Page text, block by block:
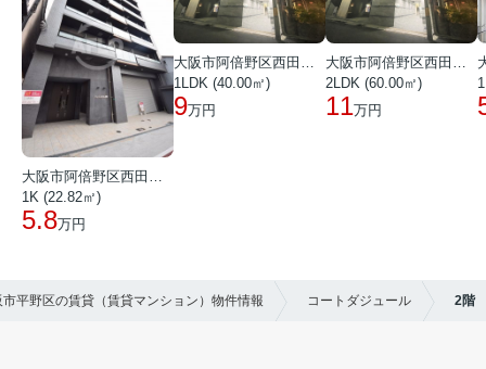
1K (22.82㎡)
5.8万円
1LDK (40.00㎡)
9万円
2LDK (60.00㎡)
11万円
平野区の賃貸（賃貸マンション）物件情報 コートダジュール 2階